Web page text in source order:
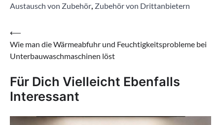
Austausch von Zubehör Zubehör von Drittanbietern
Beitragsnavigation
⟵
Wie man die Wärmeabfuhr und Feuchtigkeitsprobleme bei
Unterbauwaschmaschinen löst
Für Dich Vielleicht Ebenfalls
Interessant